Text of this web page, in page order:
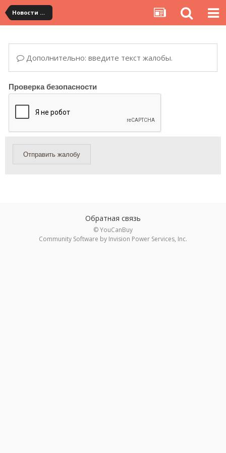
Новости сервиса
Дополнительно: введите текст жалобы.
Проверка безопасности
Отправить жалобу
Обратная связь
© YouCanBuy
Community Software by Invision Power Services, Inc.